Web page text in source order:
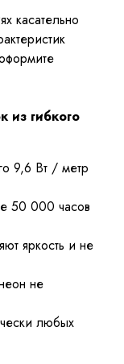
касательно
из гибкого
9,6 Вт / метр
50 000 часов
яркость и не
не
любых